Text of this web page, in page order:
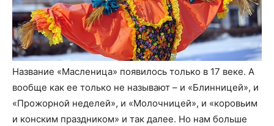
Название «Масленица» появилось только в 17 веке. А
вообще как ее только не называют – и «Блинницей», и
«Прожорной неделей», и «Молочницей», и «коровьим
и конским праздником» и так далее. Но нам больше